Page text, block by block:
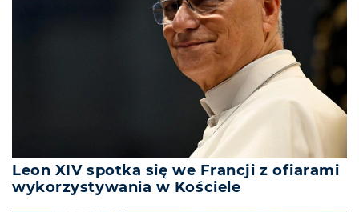
Leon XIV spotka się we Francji z ofiarami
wykorzystywania w Kościele